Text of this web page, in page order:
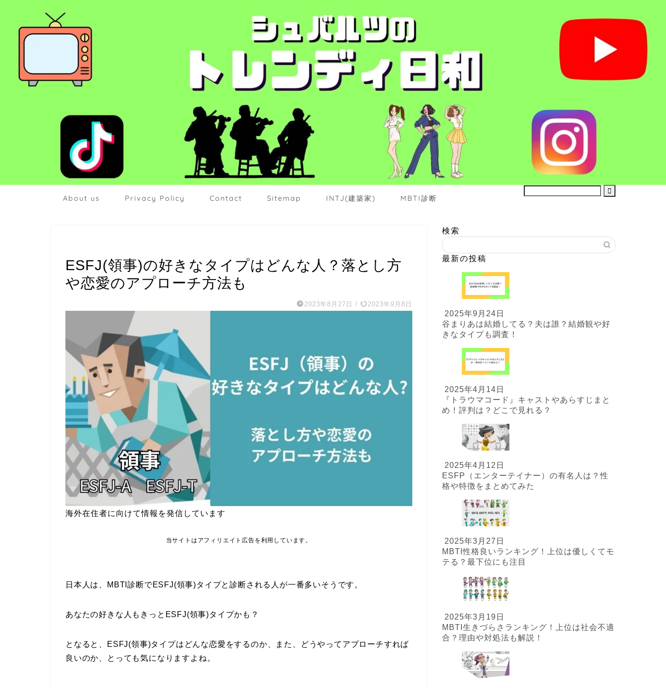
About us Privacy Policy Contact Sitemap INTJ(建築家) MBTI診断
ESFJ(領事)の好きなタイプはどんな人？落とし方
や恋愛のアプローチ方法も
2023年8月27日 / 2023年9月8日
海外在住者に向けて情報を発信しています
当サイトはアフィリエイト広告を利用しています。
日本人は、MBTI診断でESFJ(領事)タイプと診断される人が一番多いそうです。
あなたの好きな人もきっとESFJ(領事)タイプかも？
となると、ESFJ(領事)タイプはどんな恋愛をするのか、また、どうやってアプローチすれば
良いのか、とっても気になりますよね。
検索
最新の投稿
2025年9月24日
谷まりあは結婚してる？夫は誰？結婚観や好
きなタイプも調査！
2025年4月14日
『トラウマコード』キャストやあらすじまと
め！評判は？どこで見れる？
2025年4月12日
ESFP（エンターテイナー）の有名人は？性
格や特徴をまとめてみた
2025年3月27日
MBTI性格良いランキング！上位は優しくてモ
テる？最下位にも注目
2025年3月19日
MBTI生きづらさランキング！上位は社会不適
合？理由や対処法も解説！